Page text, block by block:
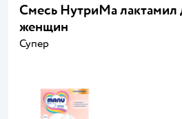
Смесь НутриМа
женщин
Супер